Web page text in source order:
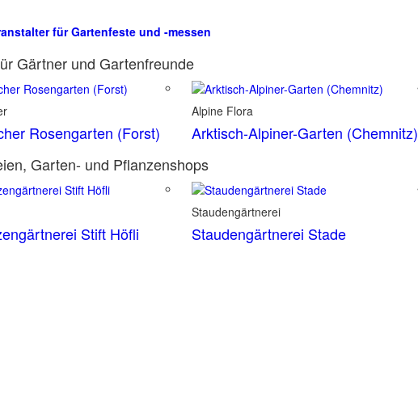
für Gartenfeste und -messen
Gärtner und Gartenfreunde
Rosengarten (Forst)
Alpine Flora
Arktisch-Alpiner-Garten (Chemnitz)
Garten- und Pflanzenshops
Stift Höfli
Staudengärtnerei
Staudengärtnerei Stade